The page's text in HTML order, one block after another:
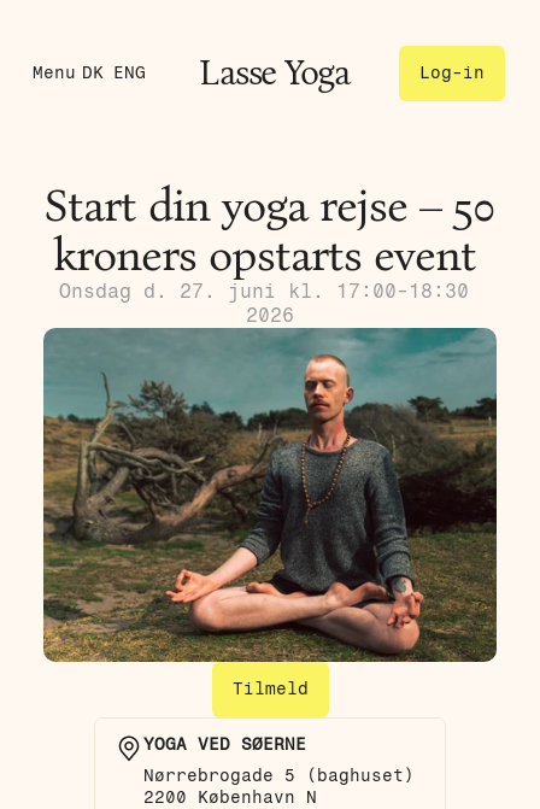
Menu DK ENG Lasse Yoga Log-in
Start din yoga rejse – 50
kroners opstarts event
Onsdag d. 27. juni kl. 17:00-18:30
2026
Tilmeld
YOGA VED SØERNE
Nørrebrogade 5 (baghuset)
2200 København N